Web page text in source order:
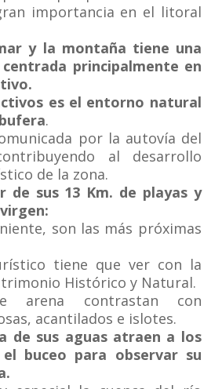
importancia en el litoral
y la montaña tiene una
principalmente en
es el entorno natural
.
por la autovía del
al desarrollo
de la zona.
de sus 13 Km. de playas y
son las más próximas
tiene que ver con la
Histórico y Natural.
arena contrastan con
acantilados e islotes.
de sus aguas atraen a los
buceo para observar su